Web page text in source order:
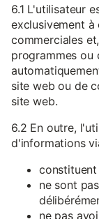
6.1 L'utilisateur
exclusivement à
commerciales
programmes ou
site web ou de
site web.
6.2 En outre,
d'informations
ne sont
ne pas